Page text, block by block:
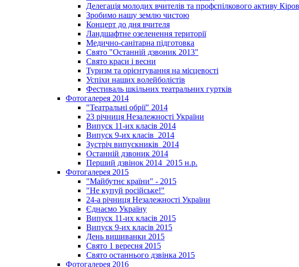
Делегація молодих вчителів та профспілкового активу
Зробимо нашу землю чистою
Концерт до дня вчителя
Ландшафтне озеленення території
Медично-санітарна підготовка
Свято "Останній дзвоник 2013"
Свято краси і весни
Туризм та орієнтування на місцевості
Успіхи наших волейболістів
Фестиваль шкільних театральних гуртків
Фотогалерея 2014
"Театральні обрії" 2014
23 річниця Незалежності України
Випуск 11-их класів 2014
Випуск 9-их класів_2014
Зустріч випускників_2014
Останній дзвоник 2014
Перший дзвінок 2014_2015 н.р.
Фотогалерея 2015
"Майбутнє країни" - 2015
"Не купуй російське!"
24-а річниця Незалежності України
Єднаємо Україну
Випуск 11-их класів 2015
Випуск 9-их класів 2015
День вишиванки 2015
Свято 1 вересня 2015
Свято останнього дзвінка 2015
Фотогалерея 2016